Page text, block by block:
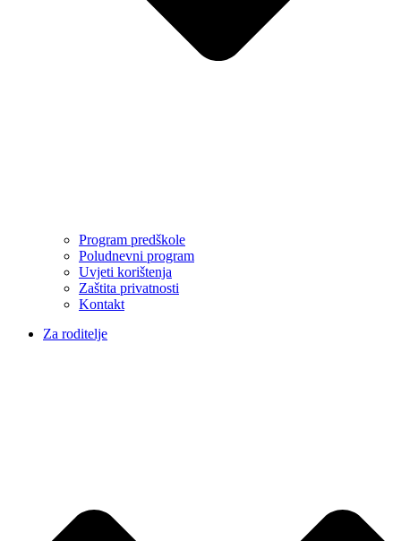
Program predškole
Poludnevni program
Uvjeti korištenja
Zaštita privatnosti
Kontakt
Za roditelje